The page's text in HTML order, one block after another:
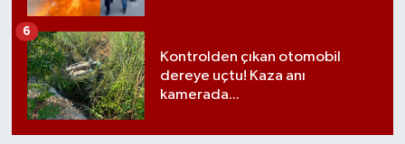
Kontrolden çıkan otomobil
dereye uçtu! Kaza anı
kamerada...
6